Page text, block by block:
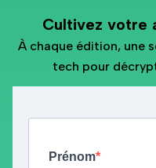
Cultivez votre
À chaque édition, une
tech pour